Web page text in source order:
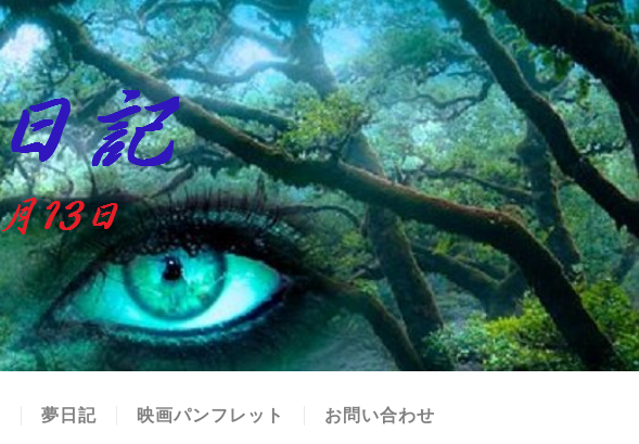
夢日記 映画パンフレット お問い合わせ